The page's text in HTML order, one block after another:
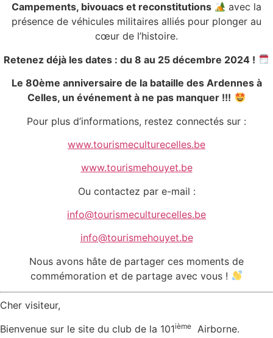
Campements, bivouacs et reconstitutions
avec la
présence de véhicules militaires alliés pour plonger au
cœur de l’histoire.
Retenez déjà les dates : du 8 au 25 décembre 2024 !
Le 80ème anniversaire de la bataille des Ardennes à
Celles, un événement à ne pas manquer !!!
Pour plus d’informations, restez connectés sur :
www.tourismeculturecelles.be
www.tourismehouyet.be
Ou contactez par e-mail :
info@tourismeculturecelles.be
info@tourismehouyet.be
Nous avons hâte de partager ces moments de
commémoration et de partage avec vous !
Cher visiteur,
Bienvenue sur le site du club de la 101ième
Airborne.